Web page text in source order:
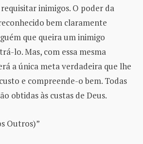
inimigos. O poder da
bem claramente
que queira um inimigo
lo. Mas, com essa mesma
a única meta verdadeira que lhe
e compreende-o bem. Todas
obtidas às custas de Deus.
Outros)”